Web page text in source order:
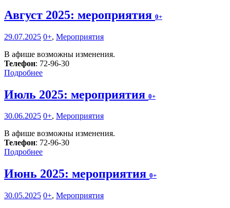
Август 2025: мероприятия 0+
29.07.2025 0+, Мероприятия
В афише возможны изменения.
Телефон: 72-96-30
Подробнее
Июль 2025: мероприятия 0+
30.06.2025 0+, Мероприятия
В афише возможны изменения.
Телефон: 72-96-30
Подробнее
Июнь 2025: мероприятия 0+
30.05.2025 0+, Мероприятия